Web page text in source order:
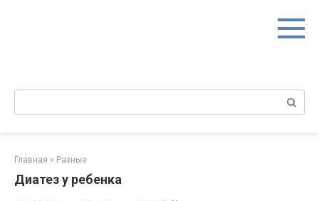
Поиск:
Главная » Разные
Диатез у ребенка